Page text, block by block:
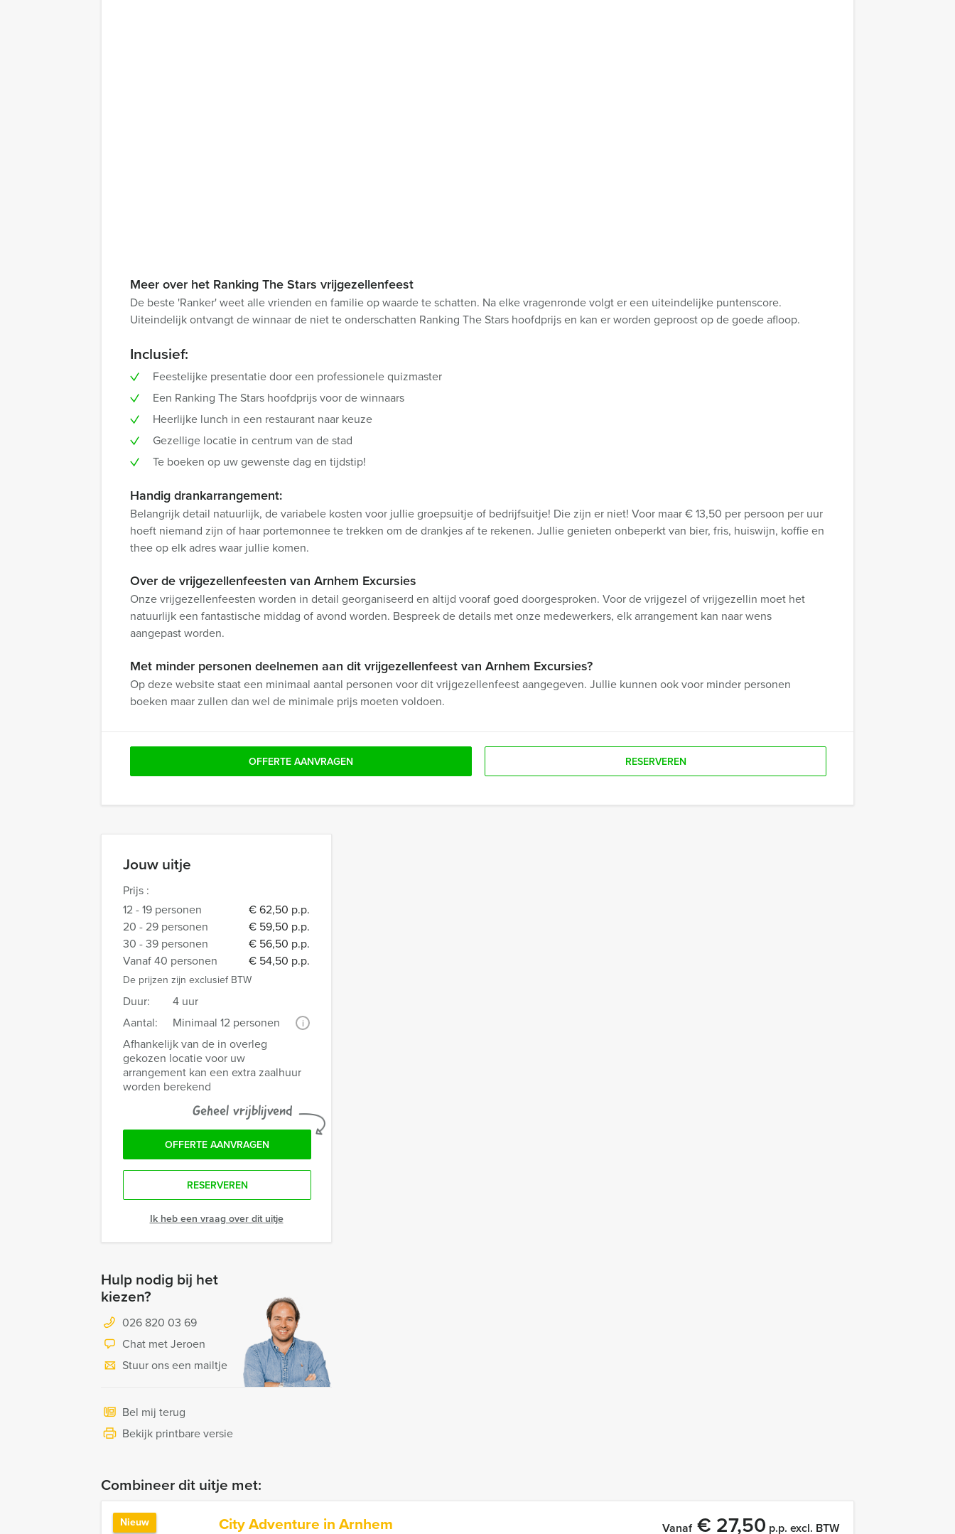
Jouw uitje
Prijs :
12 - 19 personen
€ 62,50 p.p.
20 - 29 personen
€ 59,50 p.p.
30 - 39 personen
€ 56,50 p.p.
Vanaf 40 personen
€ 54,50 p.p.
De prijzen zijn exclusief BTW
Duur:
4 uur
Aantal:
Minimaal 12 personen i
Afhankelijk van de in overleg
gekozen locatie voor uw
arrangement kan een extra zaalhuur
worden berekend
Geheel vrijblijvend
OFFERTE AANVRAGEN
RESERVEREN
Ik heb een vraag over dit uitje
Hulp nodig bij het
kiezen?
026 820 03 69
Chat met Jeroen
Stuur ons een mailtje
Bel mij terug
Bekijk printbare versie
Meer over het Ranking The Stars vrijgezellenfeest
De beste 'Ranker' weet alle vrienden en familie op waarde te schatten. Na elke vragenronde volgt er een uiteindelijke puntenscore.
Uiteindelijk ontvangt de winnaar de niet te onderschatten Ranking The Stars hoofdprijs en kan er worden geproost op de goede afloop.
Inclusief:
Feestelijke presentatie door een professionele quizmaster
Een Ranking The Stars hoofdprijs voor de winnaars
Heerlijke lunch in een restaurant naar keuze
Gezellige locatie in centrum van de stad
Te boeken op uw gewenste dag en tijdstip!
Handig drankarrangement:
Belangrijk detail natuurlijk, de variabele kosten voor jullie groepsuitje of bedrijfsuitje! Die zijn er niet! Voor maar € 13,50 per persoon per uur
hoeft niemand zijn of haar portemonnee te trekken om de drankjes af te rekenen. Jullie genieten onbeperkt van bier, fris, huiswijn, koffie en
thee op elk adres waar jullie komen.
Over de vrijgezellenfeesten van Arnhem Excursies
Onze vrijgezellenfeesten worden in detail georganiseerd en altijd vooraf goed doorgesproken. Voor de vrijgezel of vrijgezellin moet het
natuurlijk een fantastische middag of avond worden. Bespreek de details met onze medewerkers, elk arrangement kan naar wens
aangepast worden.
Met minder personen deelnemen aan dit vrijgezellenfeest van Arnhem Excursies?
Op deze website staat een minimaal aantal personen voor dit vrijgezellenfeest aangegeven. Jullie kunnen ook voor minder personen
boeken maar zullen dan wel de minimale prijs moeten voldoen.
OFFERTE AANVRAGEN RESERVEREN
Combineer dit uitje met:
City Adventure in Arnhem
Nieuw Vanaf€ 27,50 p.p. excl. BTW